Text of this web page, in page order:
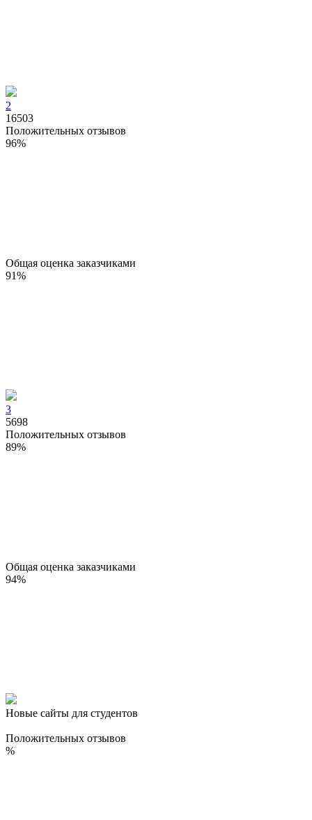
2
16503
Положительных отзывов
96%
Общая оценка заказчиками
91%
3
5698
Положительных отзывов
89%
Общая оценка заказчиками
94%
Новые сайты для студентов
Положительных отзывов
%